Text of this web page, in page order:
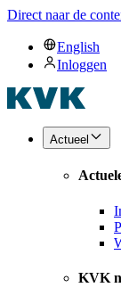
Direct naar de
English
Inloggen
Actueel
KVK